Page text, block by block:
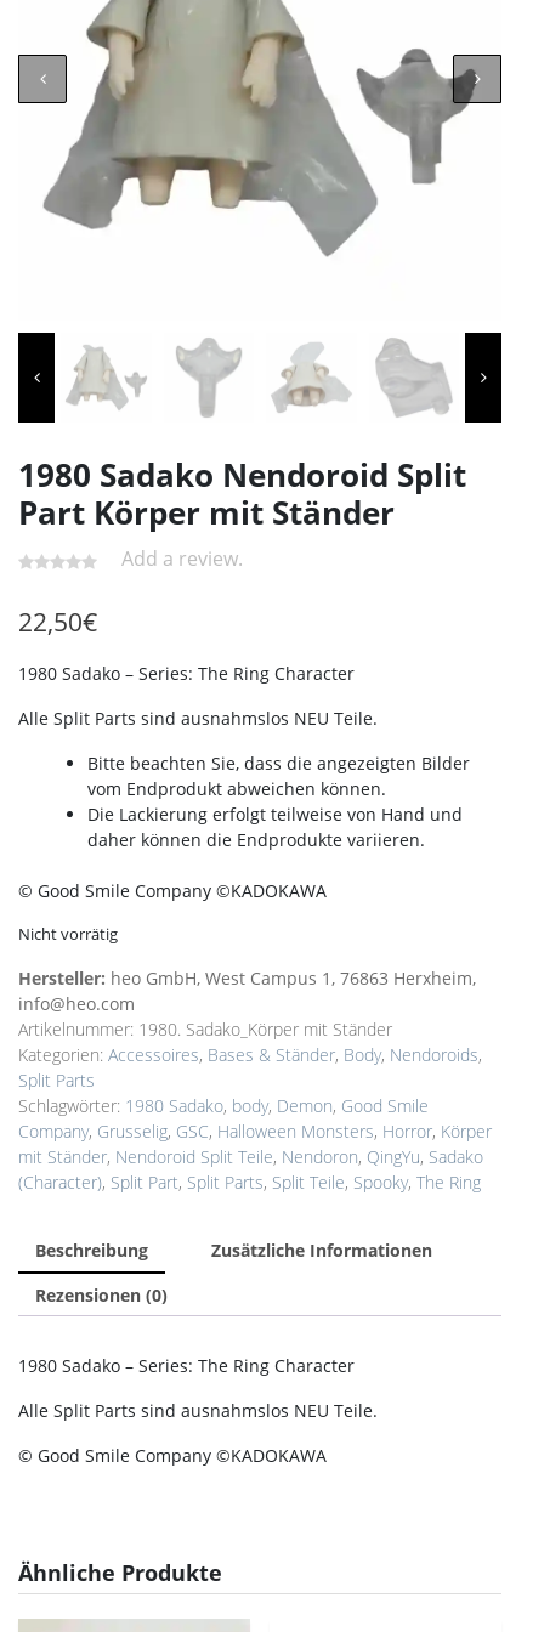
1980 Sadako Nendoroid Split
Part Körper mit Ständer
Add a review.
22,50€
1980 Sadako – Series: The Ring Character
Alle Split Parts sind ausnahmslos NEU Teile.
Bitte beachten Sie, dass die angezeigten Bilder
vom Endprodukt abweichen können.
Die Lackierung erfolgt teilweise von Hand und
daher können die Endprodukte variieren.
© Good Smile Company ©KADOKAWA
Nicht vorrätig
Hersteller: heo GmbH, West Campus 1, 76863 Herxheim,
info@heo.com
Artikelnummer: 1980. Sadako_Körper mit Ständer
Kategorien: Accessoires, Bases & Ständer, Body, Nendoroids,
Split Parts
Schlagwörter: 1980 Sadako, body, Demon, Good Smile
Company, Grusselig, GSC, Halloween Monsters, Horror, Körper
mit Ständer, Nendoroid Split Teile, Nendoron, QingYu, Sadako
(Character), Split Part, Split Parts, Split Teile, Spooky, The Ring
Beschreibung
Zusätzliche Informationen
Rezensionen (0)
1980 Sadako – Series: The Ring Character
Alle Split Parts sind ausnahmslos NEU Teile.
© Good Smile Company ©KADOKAWA
Ähnliche Produkte